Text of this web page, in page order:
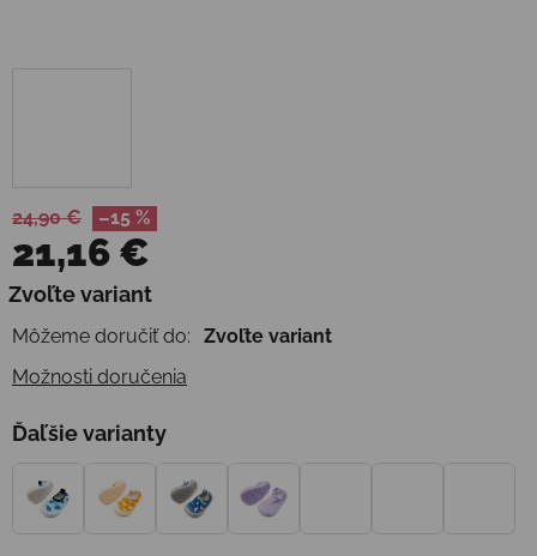
24,90 € –15 %
21,16 €
Jednotková cena:
Zvoľte variant
Môžeme doručiť do:
Zvoľte variant
Možnosti doručenia
Ďaľšie varianty